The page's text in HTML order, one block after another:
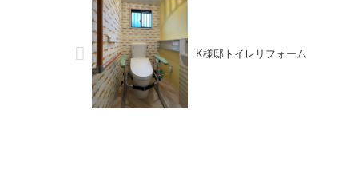
K様邸トイレリフォーム